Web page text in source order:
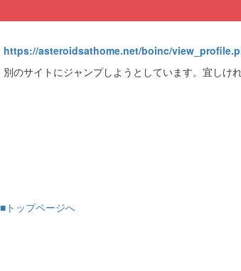
https://asteroidsathome.net/boinc/
別のサイトにジャンプしようとしています。宜しけ
■トップページへ